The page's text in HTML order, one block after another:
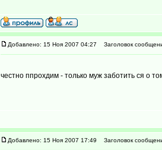
Добавлено: 15 Ноя 2007 04:27 Заголовок
честно ппрохдим - только муж заботить ся о
Добавлено: 15 Ноя 2007 17:49 Заголовок